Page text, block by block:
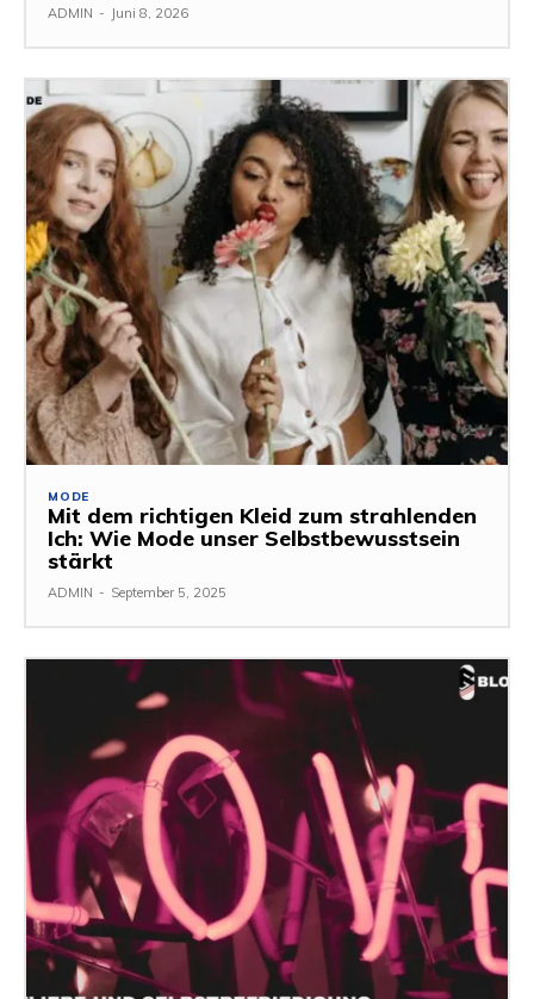
ADMIN - Juni 8, 2026
MODE
Mit dem richtigen Kleid zum strahlenden
Ich: Wie Mode unser Selbstbewusstsein
stärkt
ADMIN - September 5, 2025